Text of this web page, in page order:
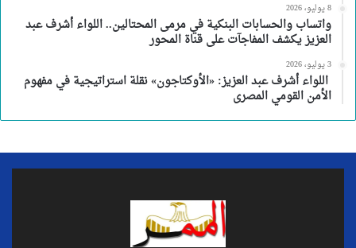
8 يوليو، 2026
واتساب والحسابات البنكية في مرمى المحتالين.. اللواء أشرف عبد
العزيز يكشف المفاجآت على قناة المحور
3 يوليو، 2026
اللواء أشرف عبد العزيز: «الأوكتاجون» نقلة استراتيجية في مفهوم
الأمن القومي المصرى